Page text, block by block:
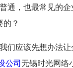
，也最常见的企
的？
应该先想办法让
公司无锡时光网络